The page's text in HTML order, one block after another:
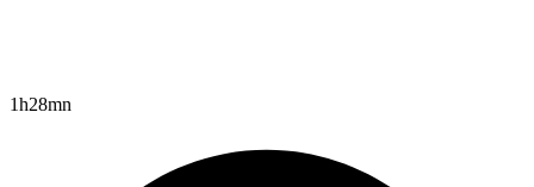
1h28mn